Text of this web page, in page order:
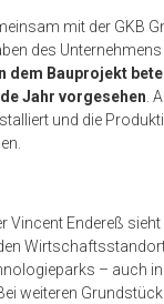
mit der GKB
des
dem Bauprojekt
Jahr vorgesehen.
und die
Vincent Endereß sieht
– auch
weiteren